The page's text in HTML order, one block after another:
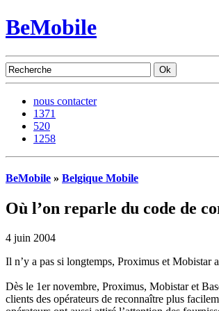
BeMobile
nous contacter
1371
520
1258
BeMobile » Belgique Mobile
Où l’on reparle du code de
4 juin 2004
Il n’y a pas si longtemps, Proximus et Mobistar
Dès le 1er novembre, Proximus, Mobistar et
clients des opérateurs de reconnaître plus